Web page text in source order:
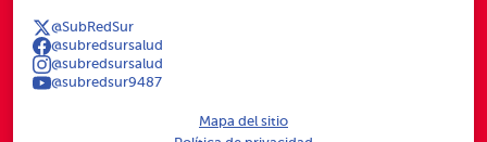
@SubRedSur
@subredsursalud
@subredsursalud
@subredsur9487
Mapa del sitio